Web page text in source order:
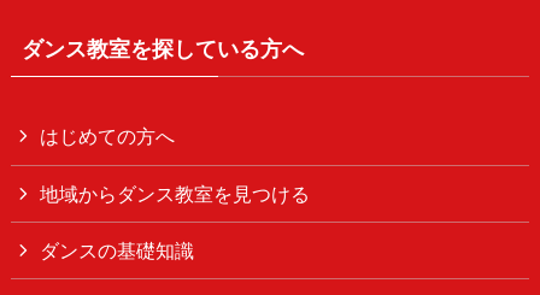
ダンス教室を探している方へ
はじめての方へ
地域からダンス教室を見つける
ダンスの基礎知識